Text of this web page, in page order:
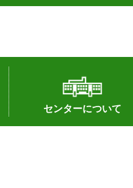
センターについて
所長あいさつ
組織（各部署へのリンク）
アクセス
沿革
所内の施設配置図